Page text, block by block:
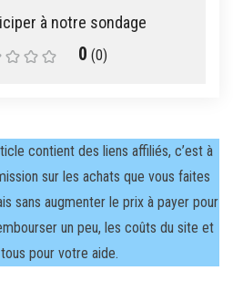
0 (0)
contient des liens affiliés, c’est à
sur les achats que vous faites
sans augmenter le prix à payer pour
un peu, les coûts du site et
pour votre aide.